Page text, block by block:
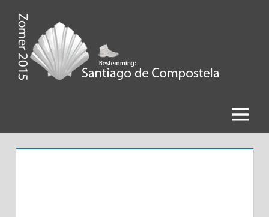
naar
inhoudZomer
2015,
Santiago
Menu